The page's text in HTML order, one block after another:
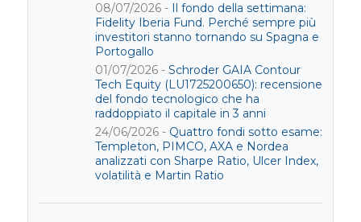
08/07/2026 - Il fondo della settimana:
Fidelity Iberia Fund. Perché sempre più
investitori stanno tornando su Spagna e
Portogallo
01/07/2026 - Schroder GAIA Contour
Tech Equity (LU1725200650): recensione
del fondo tecnologico che ha
raddoppiato il capitale in 3 anni
24/06/2026 - Quattro fondi sotto esame:
Templeton, PIMCO, AXA e Nordea
analizzati con Sharpe Ratio, Ulcer Index,
volatilità e Martin Ratio